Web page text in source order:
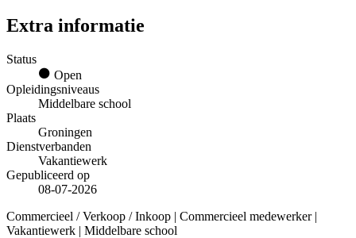
Extra informatie
Status
Open
Opleidingsniveaus
Middelbare school
Plaats
Groningen
Dienstverbanden
Vakantiewerk
Gepubliceerd op
08-07-2026
Commercieel / Verkoop / Inkoop | Commercieel medewerker |
Vakantiewerk | Middelbare school